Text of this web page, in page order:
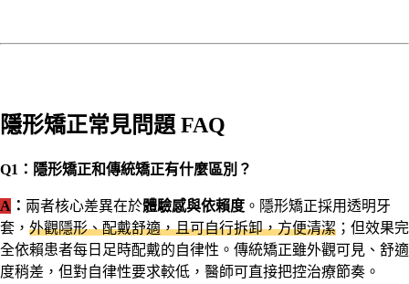
隱形矯正常見問題 FAQ
Q1：隱形矯正和傳統矯正有什麼區別？
A ： 兩者核心差異在於體驗感與依賴度 。隱形矯正採用透明牙
套， 外觀隱形、配戴舒適，且可自行拆卸，方便清潔 ；但效果完
全依賴患者每日足時配戴的自律性。傳統矯正雖外觀可見、舒適
度稍差，但對自律性要求較低，醫師可直接把控治療節奏。